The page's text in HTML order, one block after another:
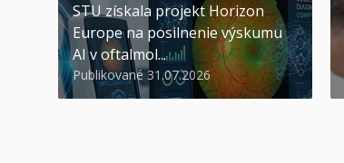
STU získala projekt Horizon
Europe na posilnenie výskumu
AI v oftalmol...
Publikované 31.07.2026